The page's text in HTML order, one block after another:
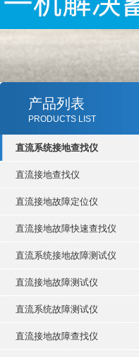
产品列表
PRODUCTS LIST
直流系统接地查找仪
直流接地查找仪
直流接地故障定位仪
直流接地故障快速查找仪
直流系统接地故障测试仪
直流接地故障测试仪
直流系统故障测试仪
直流接地故障查找仪